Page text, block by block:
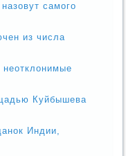
самого
из числа
неотклонимые
Куйбышева
Индии,